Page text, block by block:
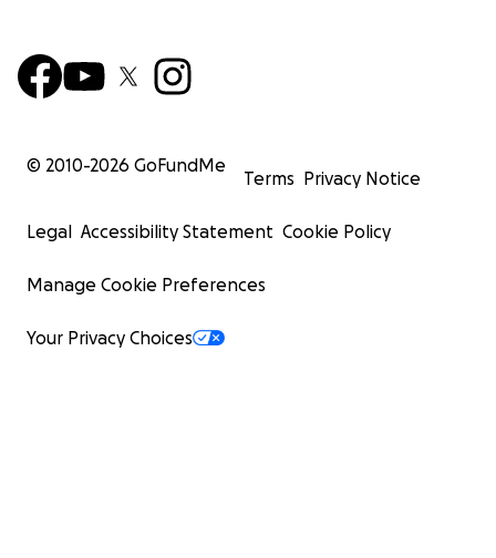
© 2010-2026 GoFundMe
Terms Privacy Notice
Legal Accessibility Statement Cookie Policy
Manage Cookie Preferences
Your Privacy Choices